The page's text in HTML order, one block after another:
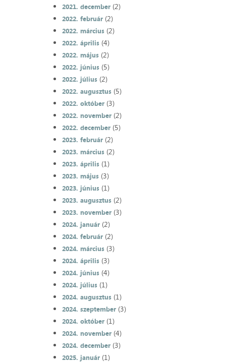
2021. december(2)
2022. február(2)
2022. március(2)
2022. április(4)
2022. május(2)
2022. június(5)
2022. július(2)
2022. augusztus(5)
2022. október(3)
2022. november(2)
2022. december(5)
2023. február(2)
2023. március(2)
2023. április(1)
2023. május(3)
2023. június(1)
2023. augusztus(2)
2023. november(3)
2024. január(2)
2024. február(2)
2024. március(3)
2024. április(3)
2024. június(4)
2024. július(1)
2024. augusztus(1)
2024. szeptember(3)
2024. október(1)
2024. november(4)
2024. december(3)
2025. január(1)